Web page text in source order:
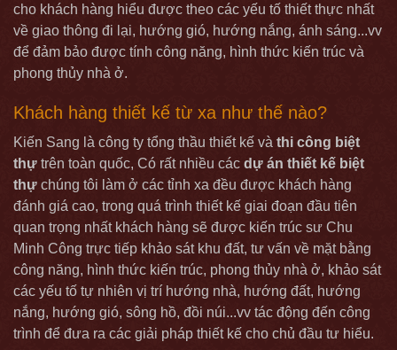
cho khách hàng hiểu được theo các yếu tố thiết thực nhất
về giao thông đi lại, hướng gió, hướng nắng, ánh sáng...vv
để đảm bảo được tính công năng, hình thức kiến trúc và
phong thủy nhà ở.
Khách hàng thiết kế từ xa như thế nào?
Kiến Sang là công ty tổng thầu thiết kế và thi công biệt
thự trên toàn quốc, Có rất nhiều các dự án thiết kế biệt
thự chúng tôi làm ở các tỉnh xa đều được khách hàng
đánh giá cao, trong quá trình thiết kế giai đoạn đầu tiên
quan trọng nhất khách hàng sẽ được kiến trúc sư Chu
Minh Công trực tiếp khảo sát khu đất, tư vấn về mặt bằng
công năng, hình thức kiến trúc, phong thủy nhà ở, khảo sát
các yếu tố tự nhiên vị trí hướng nhà, hướng đất, hướng
nắng, hướng gió, sông hồ, đồi núi...vv tác động đến công
trình để đưa ra các giải pháp thiết kế cho chủ đầu tư hiểu.